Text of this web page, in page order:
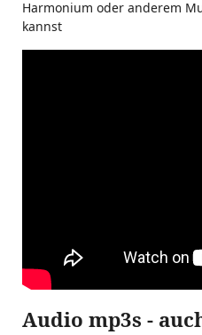
Harmonium oder anderem
kannst
Audio mp3s -